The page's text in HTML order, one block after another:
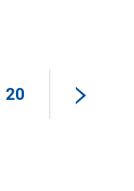
20